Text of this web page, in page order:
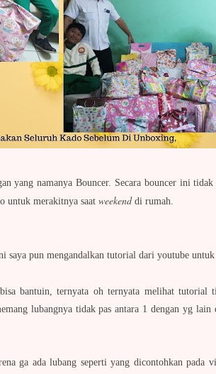
yang namanya Bouncer. Secara bouncer ini
untuk merakitnya saat weekenddi rumah.
pun mengandalkan tutorial dari youtube untuk
bantuin, ternyata oh ternyata melihat tutorial
lubangnya tidak pas antara 1 dengan yg lain
ga ada lubang seperti yang dicontohkan pada